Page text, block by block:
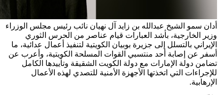
أدان سمو الشيخ عبدالله بن زايد آل نهيان نائب رئيس مجلس الوزراء
وزير الخارجية، بأشد العبارات قيام عناصر من الحرس الثوري
الإيراني بالتسلل إلى جزيرة بوبيان الكويتية لتنفيذ أعمال عدائية، ما
أسفر عن إصابة أحد منتسبي القوات المسلحة الكويتية، وأعرب عن
تضامن دولة الإمارات مع دولة الكويت الشقيقة وتأييدها الكامل
للإجراءات التي اتخذتها الأجهزة الأمنية للتصدي لهذه الأعمال
الإرهابية.